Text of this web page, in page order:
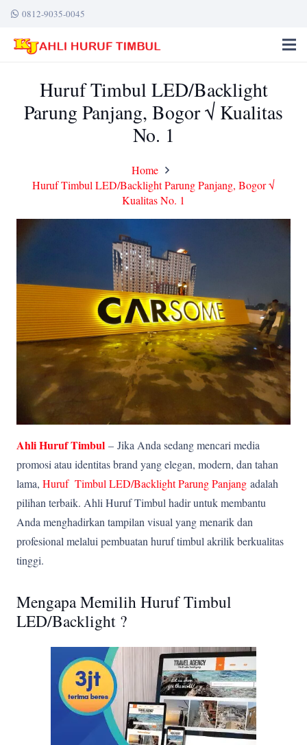
0812-9035-0045
Huruf Timbul LED/Backlight
Parung Panjang, Bogor √ Kualitas
No. 1
Home
Huruf Timbul LED/Backlight Parung Panjang, Bogor √
Kualitas No. 1
Ahli Huruf Timbul – Jika Anda sedang mencari media
promosi atau identitas brand yang elegan, modern, dan tahan
lama, Huruf Timbul LED/Backlight Parung Panjang adalah
pilihan terbaik. Ahli Huruf Timbul hadir untuk membantu
Anda menghadirkan tampilan visual yang menarik dan
profesional melalui pembuatan huruf timbul akrilik berkualitas
tinggi.
Mengapa Memilih Huruf Timbul
LED/Backlight ?